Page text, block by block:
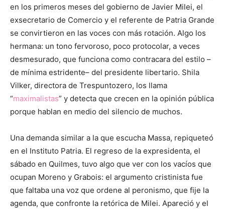
en los primeros meses del gobierno de Javier Milei, el
exsecretario de Comercio y el referente de Patria Grande
se convirtieron en las voces con más rotación. Algo los
hermana: un tono fervoroso, poco protocolar, a veces
desmesurado, que funciona como contracara del estilo –
de mínima estridente– del presidente libertario. Shila
Vilker, directora de Trespuntozero, los llama
“maximalistas” y detecta que crecen en la opinión pública
porque hablan en medio del silencio de muchos.
Una demanda similar a la que escucha Massa, repiqueteó
en el Instituto Patria. El regreso de la expresidenta, el
sábado en Quilmes, tuvo algo que ver con los vacíos que
ocupan Moreno y Grabois: el argumento cristinista fue
que faltaba una voz que ordene al peronismo, que fije la
agenda, que confronte la retórica de Milei. Apareció y el